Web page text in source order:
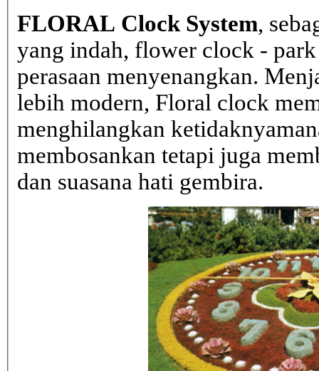
FLORAL Clock System,
yang indah, flower clock -
perasaan menyenangkan.
lebih modern, Floral clock
menghilangkan
membosankan tetapi juga
dan suasana hati gembira.